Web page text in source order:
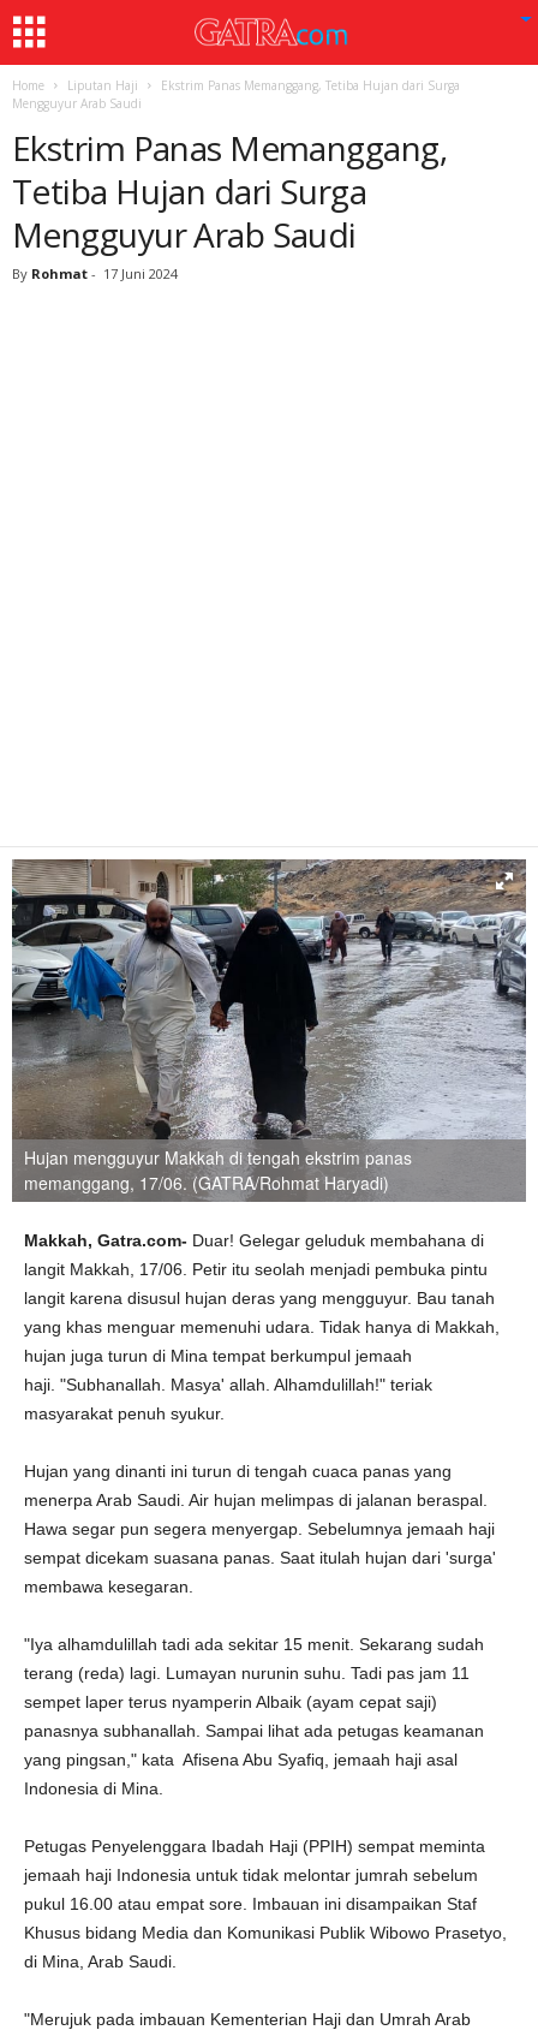
Home Liputan Haji
Ekstrim Panas Memanggang, Tetiba Hujan dari Surga
Mengguyur Arab Saudi
Ekstrim Panas Memanggang,
Tetiba Hujan dari Surga
Mengguyur Arab Saudi
By Rohmat - 17 Juni 2024
Hujan mengguyur Makkah di tengah ekstrim panas
memanggang, 17/06. (GATRA/Rohmat Haryadi)
Makkah, Gatra.com- Duar! Gelegar geluduk membahana di
langit Makkah, 17/06. Petir itu seolah menjadi pembuka pintu
langit karena disusul hujan deras yang mengguyur. Bau tanah
yang khas menguar memenuhi udara. Tidak hanya di Makkah,
hujan juga turun di Mina tempat berkumpul jemaah
haji. "Subhanallah. Masya' allah. Alhamdulillah!" teriak
masyarakat penuh syukur.
Hujan yang dinanti ini turun di tengah cuaca panas yang
menerpa Arab Saudi. Air hujan melimpas di jalanan beraspal.
Hawa segar pun segera menyergap. Sebelumnya jemaah haji
sempat dicekam suasana panas. Saat itulah hujan dari 'surga'
membawa kesegaran.
"Iya alhamdulillah tadi ada sekitar 15 menit. Sekarang sudah
terang (reda) lagi. Lumayan nurunin suhu. Tadi pas jam 11
sempet laper terus nyamperin Albaik (ayam cepat saji)
panasnya subhanallah. Sampai lihat ada petugas keamanan
yang pingsan," kata Afisena Abu Syafiq, jemaah haji asal
Indonesia di Mina.
Petugas Penyelenggara Ibadah Haji (PPIH) sempat meminta
jemaah haji Indonesia untuk tidak melontar jumrah sebelum
pukul 16.00 atau empat sore. Imbauan ini disampaikan Staf
Khusus bidang Media dan Komunikasi Publik Wibowo Prasetyo,
di Mina, Arab Saudi.
"Merujuk pada imbauan Kementerian Haji dan Umrah Arab